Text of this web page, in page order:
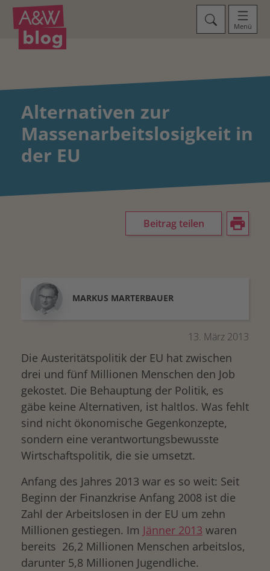
Menü
Alternativen zur
Massenarbeitslosigkeit in
der EU
Beitrag teilen
MARKUS MARTERBAUER
13. März 2013
Die Austeritätspolitik der EU hat zwischen
drei und fünf Millionen Menschen den Job
gekostet. Die Behauptung der Politik, es
gäbe keine Alternativen, ist haltlos. Was fehlt
sind nicht ökonomische Gegenkonzepte,
sondern eine verantwortungsbewusste
Wirtschaftspolitik, die sie umsetzt.
Anfang des Jahres 2013 war es so weit: Seit
Beginn der Finanzkrise Anfang 2008 ist die
Zahl der Arbeitslosen in der EU um zehn
Millionen gestiegen. Im Jänner 2013 waren
bereits 26,2 Millionen Menschen arbeitslos,
darunter 5,8 Millionen Jugendliche.